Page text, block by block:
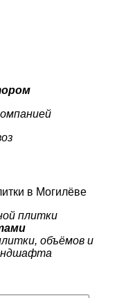
плитки
объёмов и